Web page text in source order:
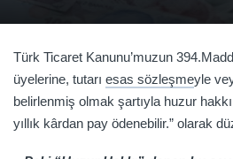
Türk Ticaret Kanunu’muzun
üyelerine, tutarı esas sözleşmeyle
belirlenmiş olmak şartıyla huzur
yıllık kârdan pay ödenebilir.” olarak